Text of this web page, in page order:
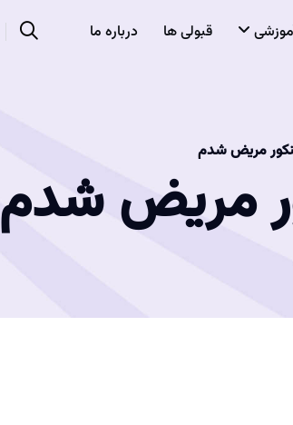
قبولی ها درباره ما
مریض شدم
مریض شدم